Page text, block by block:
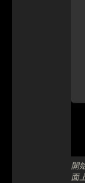
開
面